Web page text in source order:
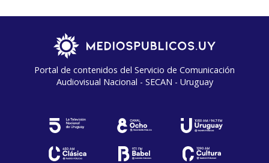
Portal de contenidos del Servicio de Comunicación
Audiovisual Nacional - SECAN - Uruguay